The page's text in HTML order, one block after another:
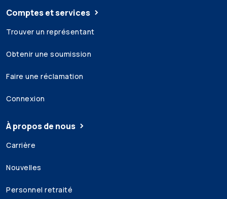
Comptes et services
Trouver un représentant
Obtenir une soumission
Faire une réclamation
Connexion
À propos de nous
Carrière
Nouvelles
Personnel retraité